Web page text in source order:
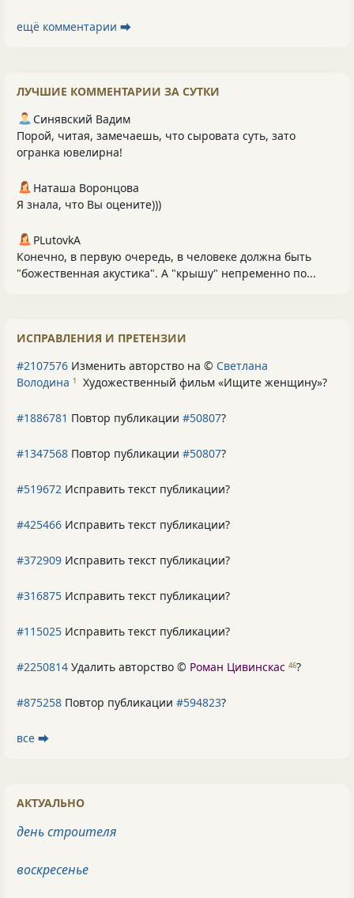
ещё комментарии ⮕
ЛУЧШИЕ КОММЕНТАРИИ ЗА СУТКИ
Синявский Вадим
Порой, читая, замечаешь, что сыровата суть, зато
огранка ювелирна!
Наташа Воронцова
Я знала, что Вы оцените)))
PLutоvkА
Конечно, в первую очередь, в человеке должна быть
"божественная акустика". А "крышу" непременно по...
ИСПРАВЛЕНИЯ И ПРЕТЕНЗИИ
#2107576 Изменить авторство на © Светлана
Володина 1 Художественный фильм «Ищите женщину»?
#1886781 Повтор публикации #50807?
#1347568 Повтор публикации #50807?
#519672 Исправить текст публикации?
#425466 Исправить текст публикации?
#372909 Исправить текст публикации?
#316875 Исправить текст публикации?
#115025 Исправить текст публикации?
#2250814 Удалить авторство © Роман Цивинскас 46?
#875258 Повтор публикации #594823?
все ⮕
АКТУАЛЬНО
день строителя
воскресенье